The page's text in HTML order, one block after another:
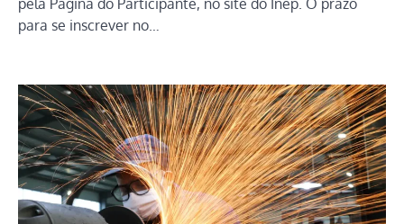
pela Página do Participante, no site do Inep. O prazo
para se inscrever no…